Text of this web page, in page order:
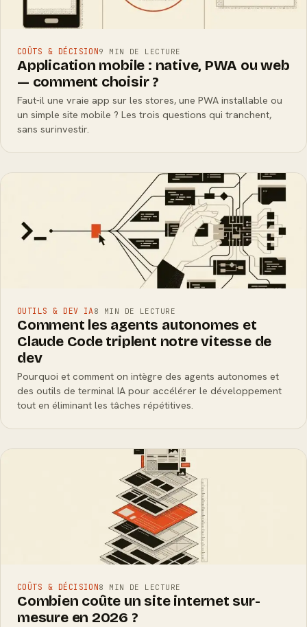
COÛTS & DÉCISION9 MIN DE LECTURE
Application mobile : native, PWA ou web
— comment choisir ?
Faut-il une vraie app sur les stores, une PWA installable ou
un simple site mobile ? Les trois questions qui tranchent,
sans surinvestir.
OUTILS & DEV IA8 MIN DE LECTURE
Comment les agents autonomes et
Claude Code triplent notre vitesse de
dev
Pourquoi et comment on intègre des agents autonomes et
des outils de terminal IA pour accélérer le développement
tout en éliminant les tâches répétitives.
COÛTS & DÉCISION8 MIN DE LECTURE
Combien coûte un site internet sur-
mesure en 2026 ?